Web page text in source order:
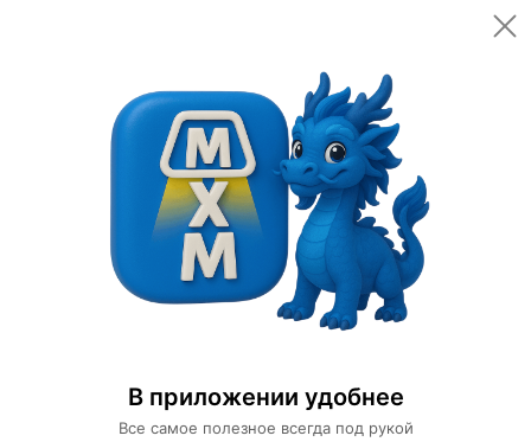
В приложении удобнее
Все самое полезное всегда под рукой
Открыть
Категории
Автомобили и аксессуары
Электромобили
Электромобиль Dewu Xu
0 отзывов 0